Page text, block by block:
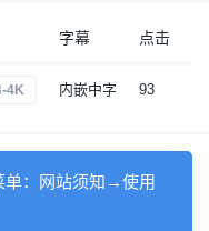
字幕 点击
4K 内嵌中字 93
单：网站须知→使用